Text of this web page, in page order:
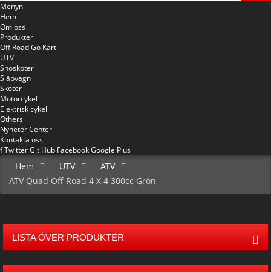
Menyn
Hem
Om oss
Produkter
Off Road Go Kart
UTV
Snöskoter
Släpvagn
Skoter
Motorcykel
Elektrisk cykel
Others
Nyheter Center
Kontakta oss
fTwitterGit Hub FacebookGoogle Plus
Hem UTV
ATV
ATV Quad Off Road 4 X 4 300cc Grön
LISTA ÖVER PRODUKTER